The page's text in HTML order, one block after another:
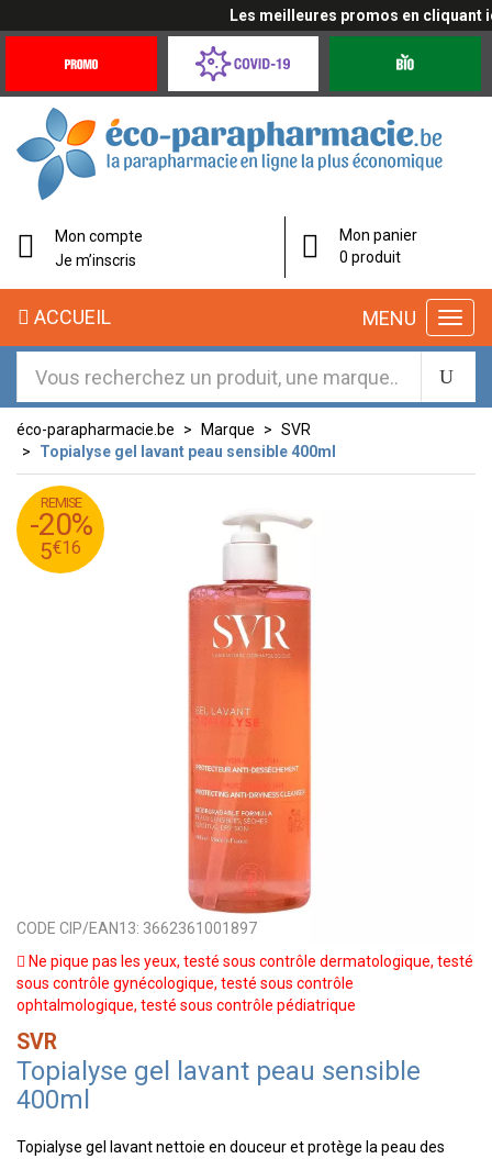
Les meilleures promos en cliquant ici
Offres
Coronavirus
éco-
parapharmacie.fr
éco-
parapharmacie.fr
Mon compte
Je m’inscris
Mon panier
0 produit
MENU
ACCUEIL
éco-parapharmacie.be Marque
SVR
Topialyse gel lavant peau sensible 400ml
REMISE
-20%
5€16
6
€
45
5
€
16
CODE CIP/EAN13: 3662361001897
Ne pique pas les yeux, testé sous contrôle dermatologique, testé
sous contrôle gynécologique, testé sous contrôle
ophtalmologique, testé sous contrôle pédiatrique
SVR
Topialyse gel lavant peau sensible
400ml
Topialyse gel lavant nettoie en douceur et protège la peau des